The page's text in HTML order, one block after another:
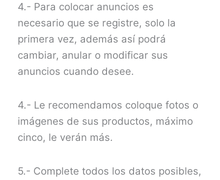
4.- Para colocar anuncios es
necesario que se registre, solo la
primera vez, además así podrá
cambiar, anular o modificar sus
anuncios cuando desee.
4.- Le recomendamos coloque fotos o
imágenes de sus productos, máximo
cinco, le verán más.
5.- Complete todos los datos posibles,